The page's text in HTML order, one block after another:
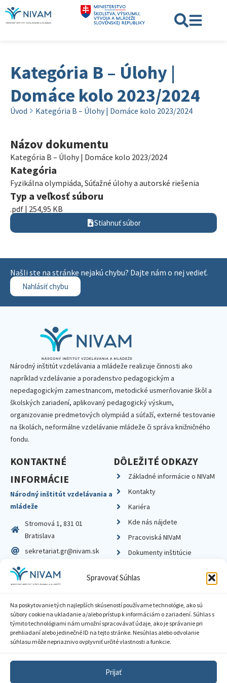
Spravovať Súhlas
Na poskytovanie tých najlepších skúseností používame technológie, ako sú
súbory cookie na ukladanie a/alebo prístup k informáciám o zariadení. Súhlas s
týmito technológiami nám umožní spracovávať údaje, ako je správanie pri
prehliadaní alebo jedinečné ID na tejto stránke. Nesúhlas alebo odvolanie
súhlasu môže nepriaznivo ovplyvniť určité vlastnosti a funkcie.
Prijať
Kategória B – Úlohy |
Domáce kolo 2023/2024
Úvod Kategória B – Úlohy | Domáce kolo 2023/2024
Názov dokumentu
Kategória B – Úlohy | Domáce kolo 2023/2024
Kategória
Fyzikálna olympiáda, Súťažné úlohy a autorské riešenia
Typ a veľkosť súboru
.pdf | 254,95 KB
Stiahnuť súbor
Našli ste na stránke nejakú chybu? Dajte nám o nej vedieť.
Nahlásiť chybu
Národný inštitút vzdelávania a mládeže realizuje činnosti ako
napríklad vzdelávanie a poradenstvo pedagogickým a
nepedagogickým zamestnancom, metodické usmerňovanie škôl a
školských zariadení, aplikovaný pedagogický výskum,
organizovanie predmetových olympiád a súťaží, externé testovanie
na školách, neformálne vzdelávanie mládeže či správa knižničného
fondu.
KONTAKTNÉ
INFORMÁCIE
Národný inštitút vzdelávania a
mládeže
Stromová 1, 831 01
Bratislava
sekretariat.gr@nivam.sk
IČO: 00164348
DIČ: 2020798714
DÔLEŽITÉ ODKAZY
Základné informácie o NIVaM
Kontakty
Kariéra
Kde nás nájdete
Pracoviská NIVaM
Dokumenty inštitúcie
Zásady ochrany súkromia
Sprístupnenie informácií